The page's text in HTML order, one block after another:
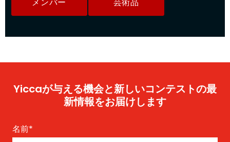
Yiccaが与える機会と新しいコンテストの最
新情報をお届けします
名前*